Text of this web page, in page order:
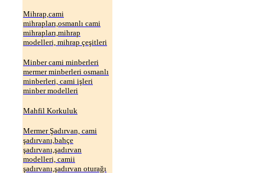
Mihrap,cami
mihrapları,osmanlı cami
mihrapları,mihrap
modelleri, mihrap çeşitleri
Minber cami minberleri
mermer minberleri osmanlı
minberleri, cami işleri
minber modelleri
Mahfil Korkuluk
Mermer Şadırvan, cami
şadırvanı,bahçe
şadırvanı,şadırvan
modelleri, camii
şadırvanı,şadırvan oturağı